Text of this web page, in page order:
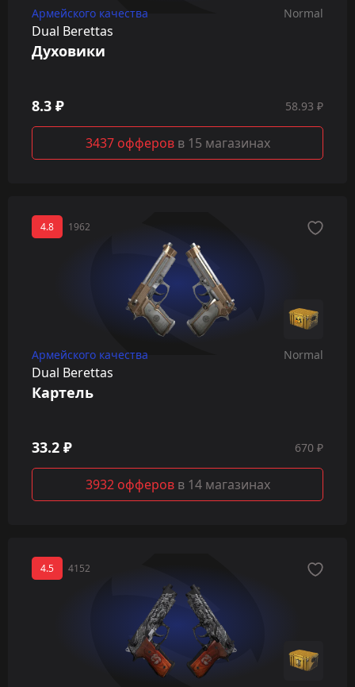
Армейского качества Normal
Dual Berettas
Духовики
8.3 ₽ 58.93 ₽
3437 офферов в 15 магазинах
4.8 1962
Армейского качества Normal
Dual Berettas
Картель
33.2 ₽ 670 ₽
3932 офферов в 14 магазинах
4.5 4152